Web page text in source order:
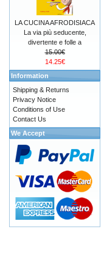
LA CUCINA AFRODISIACA
La via più seducente,
divertente e folle a
15.00€
14.25€
Information
Shipping & Returns
Privacy Notice
Conditions of Use
Contact Us
We Accept